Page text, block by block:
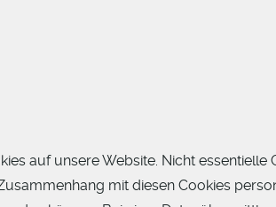
auf unsere Website. Nicht
mit diesen Cookies